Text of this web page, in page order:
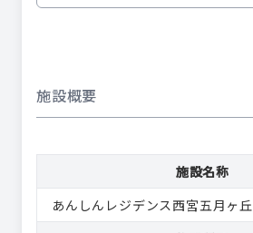
施設概要
施設名称
あんしんレジデンス西宮五月ヶ丘